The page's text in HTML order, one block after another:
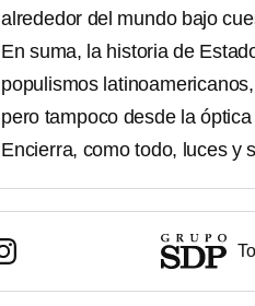
alrededor del mundo bajo
En suma, la historia de
populismos
pero tampoco desde la
Encierra, como todo, luces y